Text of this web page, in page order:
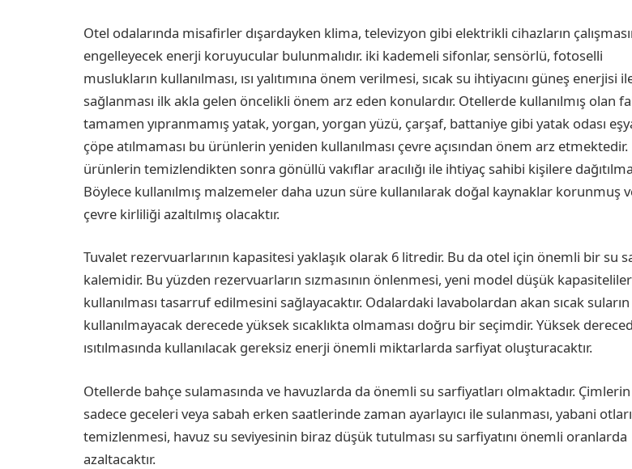
Otel odalarında misafirler dışardayken klima, televizyon gibi elektrikli cihazların
engelleyecek enerji koruyucular bulunmalıdır. iki kademeli sifonlar, sensörlü, fotoselli
muslukların kullanılması, ısı yalıtımına önem verilmesi, sıcak su ihtiyacını güneş enerjisi
sağlanması ilk akla gelen öncelikli önem arz eden konulardır. Otellerde kullanılmış olan
tamamen yıpranmamış yatak, yorgan, yorgan yüzü, çarşaf, battaniye gibi yatak odası
çöpe atılmaması bu ürünlerin yeniden kullanılması çevre açısından önem arz
ürünlerin temizlendikten sonra gönüllü vakıflar aracılığı ile ihtiyaç sahibi kişilere
Böylece kullanılmış malzemeler daha uzun süre kullanılarak doğal kaynaklar korunmuş
çevre kirliliği azaltılmış olacaktır.
Tuvalet rezervuarlarının kapasitesi yaklaşık olarak 6 litredir. Bu da otel için önemli bir su
kalemidir. Bu yüzden rezervuarların sızmasının önlenmesi, yeni model düşük
kullanılması tasarruf edilmesini sağlayacaktır. Odalardaki lavabolardan akan sıcak suların
kullanılmayacak derecede yüksek sıcaklıkta olmaması doğru bir seçimdir. Yüksek
ısıtılmasında kullanılacak gereksiz enerji önemli miktarlarda sarfiyat oluşturacaktır.
Otellerde bahçe sulamasında ve havuzlarda da önemli su sarfiyatları olmaktadır. Çimlerin
sadece geceleri veya sabah erken saatlerinde zaman ayarlayıcı ile sulanması, yabani
temizlenmesi, havuz su seviyesinin biraz düşük tutulması su sarfiyatını önemli oranlarda
azaltacaktır.